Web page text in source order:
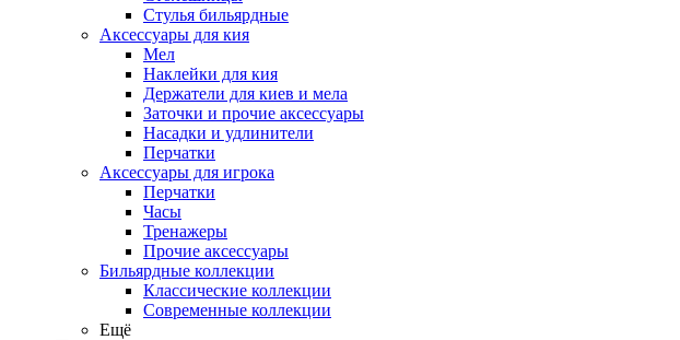
Стулья бильярдные
Аксессуары для кия
Мел
Наклейки для кия
Держатели для киев и мела
Заточки и прочие аксессуары
Насадки и удлинители
Перчатки
Аксессуары для игрока
Перчатки
Часы
Тренажеры
Прочие аксессуары
Бильярдные коллекции
Классические коллекции
Современные коллекции
Ещё